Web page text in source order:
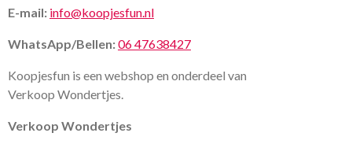
E-mail: info@koopjesfun.nl
WhatsApp/Bellen:06 47638427
Koopjesfun is een webshop en onderdeel van
Verkoop Wondertjes.
Verkoop Wondertjes